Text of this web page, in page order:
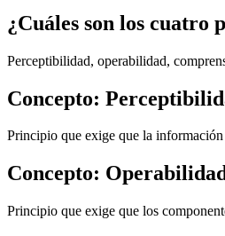
¿Cuáles son los cuatro
Perceptibilidad, operabilidad,
Concepto:
Principio que exige que la
Concepto:
Principio que exige que los